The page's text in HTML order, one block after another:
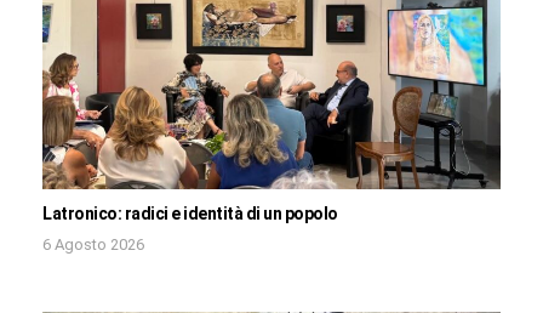
Latronico: radici e identità di un popolo
6 Agosto 2026